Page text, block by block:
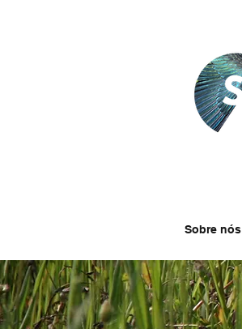
Sobre nós